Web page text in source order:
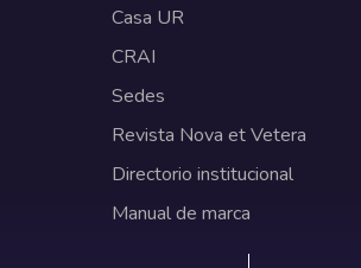
Casa UR
CRAI
Sedes
Revista Nova et Vetera
Directorio institucional
Manual de marca